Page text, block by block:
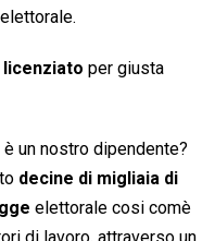
L
t
licenziato per giusta
è un nostro dipendente?
decine di migliaia di
elettorale cosi comè